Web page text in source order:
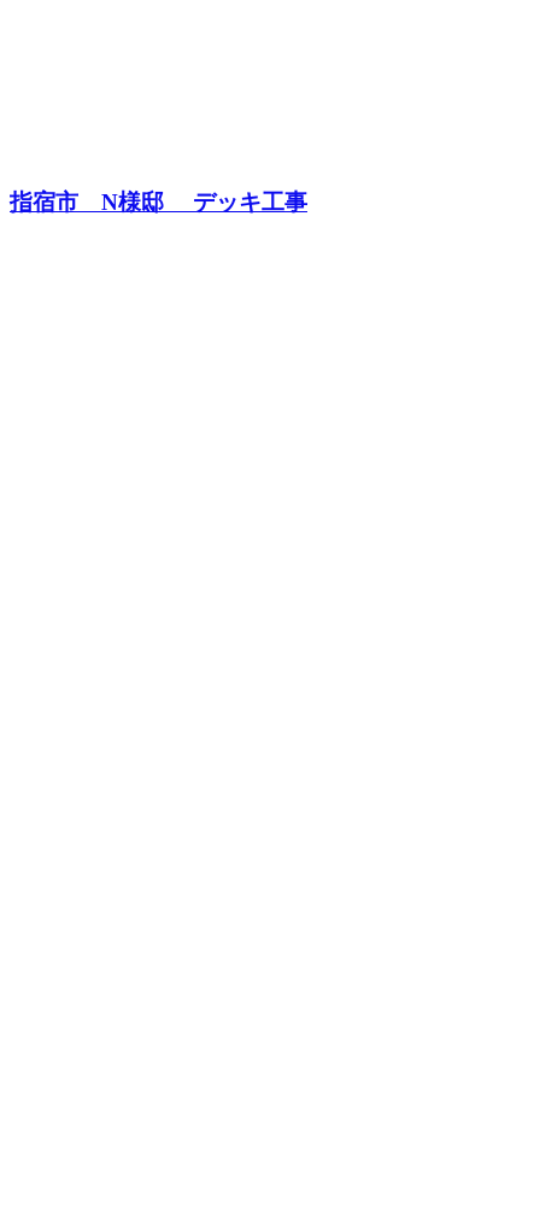
指宿市 N様邸 デッキ工事